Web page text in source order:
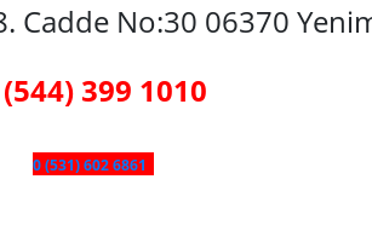
Cadde No:30 06370
399 1010
0 (531) 602 6861